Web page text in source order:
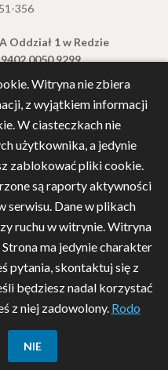
356
Oddział 1 w Redzie
0050 9299
W REDZIE CIECHOCINO
Witryna nie zbiera
z wyjątkiem informacji
W ciasteczkach nie
użytkownika, a jedynie
zablokować pliki cookie.
są raporty aktywności
Dane w plikach
ruchu w witrynie. Witryna
ma jedynie charakter
pytania, skontaktuj się z
będziesz nadal korzystać
z niej zadowolony. Rodo
NIE